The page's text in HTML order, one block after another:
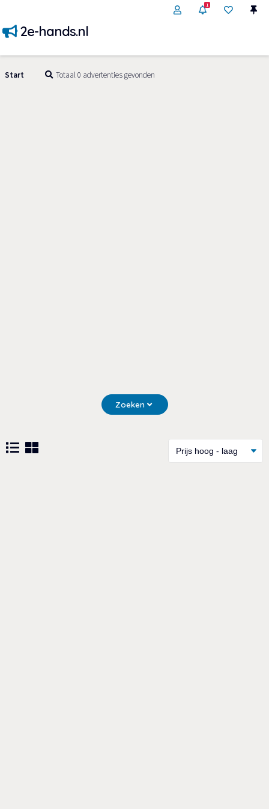
1
2e-hands.nl
Start Totaal 0 advertenties gevonden
Zoeken